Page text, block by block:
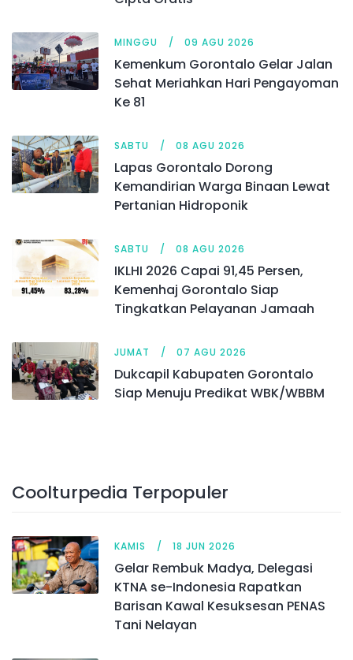
MINGGU 09 AGU 2026
Kemenkum Gorontalo Gelar Jalan
Sehat Meriahkan Hari Pengayoman
Ke 81
SABTU 08 AGU 2026
Lapas Gorontalo Dorong
Kemandirian Warga Binaan Lewat
Pertanian Hidroponik
SABTU 08 AGU 2026
IKLHI 2026 Capai 91,45 Persen,
Kemenhaj Gorontalo Siap
Tingkatkan Pelayanan Jamaah
JUMAT 07 AGU 2026
Dukcapil Kabupaten Gorontalo
Siap Menuju Predikat WBK/WBBM
Coolturpedia Terpopuler
KAMIS 18 JUN 2026
Gelar Rembuk Madya, Delegasi
KTNA se-Indonesia Rapatkan
Barisan Kawal Kesuksesan PENAS
Tani Nelayan